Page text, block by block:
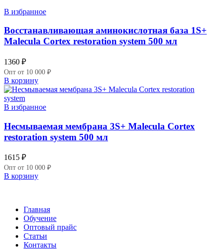
В избранное
Восстанавливающая аминокислотная база 1S+
Malecula Cortex restoration system 500 мл
1360 ₽
Опт от 10 000 ₽
В корзину
В избранное
Несмываемая мембрана 3S+ Malecula Cortex
restoration system 500 мл
1615 ₽
Опт от 10 000 ₽
В корзину
Главная
Обучение
Оптовый прайс
Статьи
Контакты